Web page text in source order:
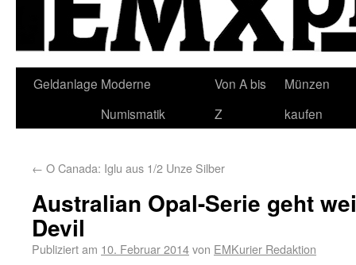
Geldanlage Moderne
Numismatik
Von A bis
Z
Münzen
kaufen
← O Canada: Iglu aus 1/2 Unze Silber
Australian Opal-Serie geht
Devil
Publiziert am 10. Februar 2014von EMKurier Redaktion